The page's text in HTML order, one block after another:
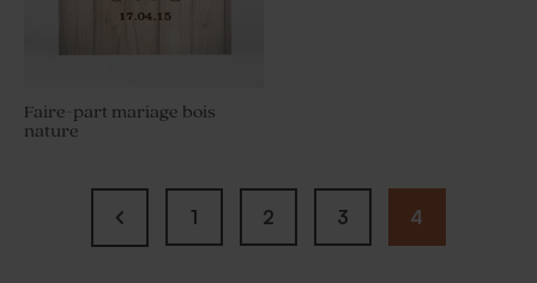
Faire-part mariage bois
nature
1 2 3 4